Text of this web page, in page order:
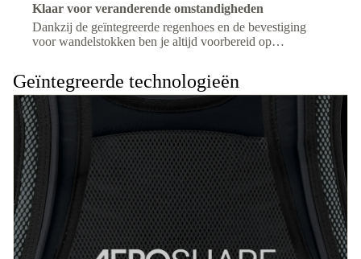
Klaar voor veranderende omstandigheden
Dankzij de geïntegreerde regenhoes en de bevestiging
voor wandelstokken ben je altijd voorbereid op
Geïntegreerde technologieën